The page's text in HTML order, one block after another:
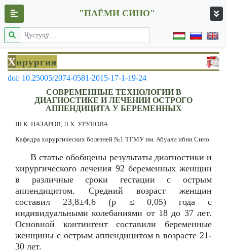
"ПАЁМИ СИНО"
Хирургия
doi: 10.25005/2074-0581-2015-17-1-19-24
СОВРЕМЕННЫЕ ТЕХНОЛОГИИ В
ДИАГНОСТИКЕ И ЛЕЧЕНИИ ОСТРОГО
АППЕНДИЦИТА У БЕРЕМЕННЫХ
Ш.К. НАЗАРОВ, Л.Х. УРУНОВА
Кафедра хирургических болезней №1 ТГМУ им. Абуали ибни Сино
В статье обобщены результаты диагностики и
хирургического лечения 92 беременных женщин
в различные сроки гестации с острым
аппендицитом. Средний возраст женщин
составил 23,8±4,6 (р ≤ 0,05) года с
индивидуальными колебаниями от 18 до 37 лет.
Основной контингент составили беременные
женщины с острым аппендицитом в возрасте 21-
30 лет.